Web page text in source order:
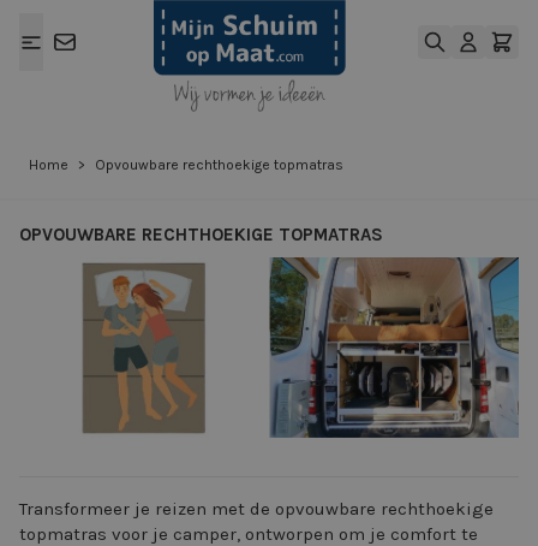
Home > Opvouwbare rechthoekige topmatras
OPVOUWBARE RECHTHOEKIGE TOPMATRAS
View larger image View larger
Transformeer je reizen met de opvouwbare rechthoekige
topmatras voor je camper, ontworpen om je comfort te